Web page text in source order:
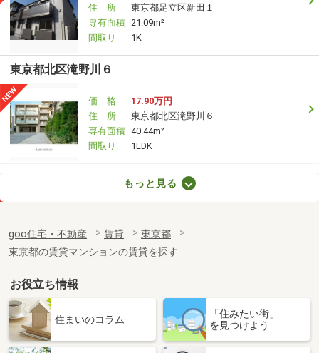
住 所
東京都足立区新田１
専有面積 21.09m²
間取り
1K
東京都北区滝野川６
価 格
17.90万円
住 所
東京都北区滝野川６
専有面積 40.44m²
間取り
1LDK
専有面積
63.59m²
間取り
2LDK
東京都立川市錦町６
価 格
9.20万円
東京都立川市錦町６
専有面積 19.87m²
もっと見る
goo住宅・不動産 賃貸
東京都
東京都の賃貸マンションの賃貸を探す
お役立ち情報
住まいのコラム
「住みたい街」
を見つけよう